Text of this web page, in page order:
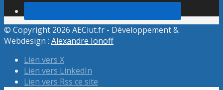
© Copyright 2026 AECiut.fr - Développement &
Webdesign : Alexandre Ionoff
Lien vers X
Lien vers LinkedIn
Lien vers Rss ce site